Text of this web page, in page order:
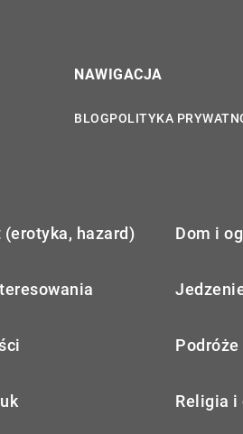
NAWIGACJA
BLOGPOLITYKA
(erotyka, hazard) Dom i
Podróże
Religia i